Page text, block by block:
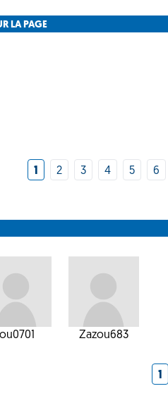
LA PAGE
1 2 3 4 5 6
lou0701 Zazou683
1